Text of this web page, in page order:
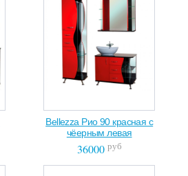
Bellezza Рио 90 красная с
чёерным левая
36000 руб